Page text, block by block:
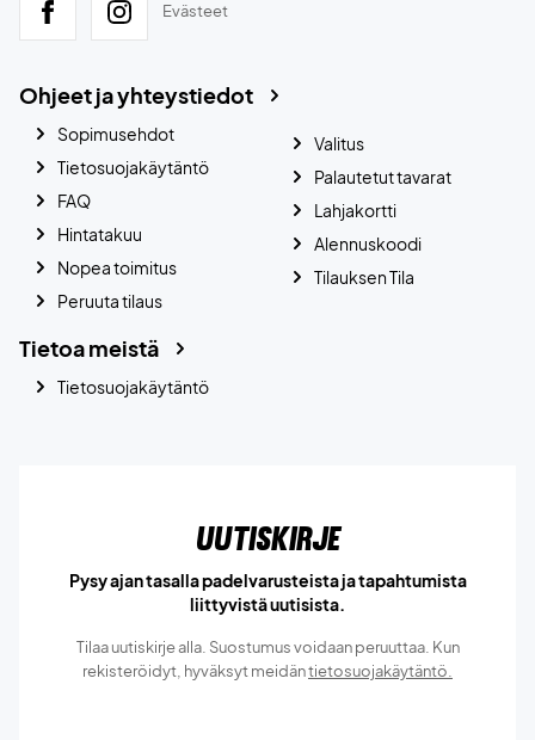
Evästeet
Ohjeet ja yhteystiedot
Sopimusehdot
Tietosuojakäytäntö
FAQ
Hintatakuu
Nopea toimitus
Peruuta tilaus
Valitus
Palautetut tavarat
Lahjakortti
Alennuskoodi
Tilauksen Tila
Tietoa meistä
Tietosuojakäytäntö
Uutiskirje
Pysy ajan tasalla padelvarusteista ja tapahtumista
liittyvistä uutisista.
Tilaa uutiskirje alla. Suostumus voidaan peruuttaa. Kun
rekisteröidyt, hyväksyt meidäntietosuojakäytäntö.